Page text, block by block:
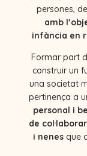
persones,
amb
infància en
Formar part
construir un
una societat
pertinença a
personal i
de
i nenes que